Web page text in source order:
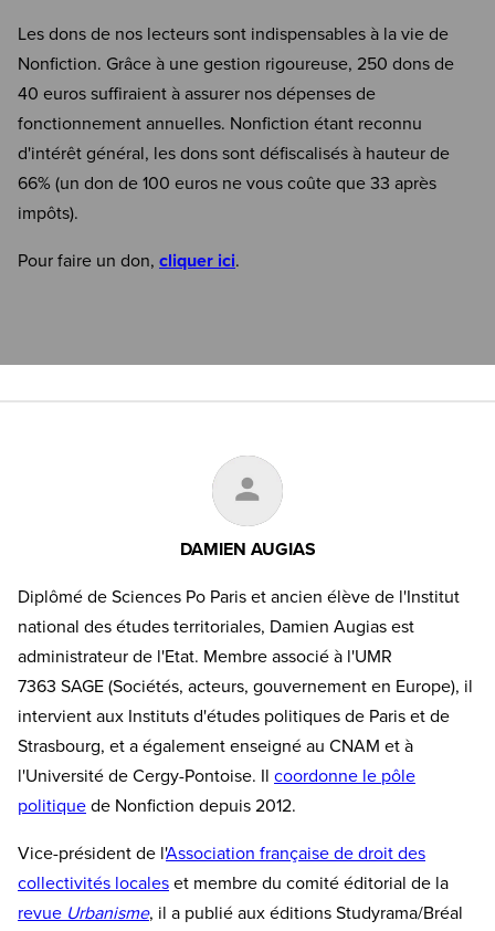
Les dons de nos lecteurs sont indispensables à la vie de
Nonfiction. Grâce à une gestion rigoureuse, 250 dons de
40 euros suffiraient à assurer nos dépenses de
fonctionnement annuelles. Nonfiction étant reconnu
d'intérêt général, les dons sont défiscalisés à hauteur de
66% (un don de 100 euros ne vous coûte que 33 après
impôts).
Pour faire un don, cliquer ici.
DAMIEN AUGIAS
Diplômé de Sciences Po Paris et ancien élève de l'Institut
national des études territoriales, Damien Augias est
administrateur de l'Etat. Membre associé à l'UMR
7363 SAGE (Sociétés, acteurs, gouvernement en Europe), il
intervient aux Instituts d'études politiques de Paris et de
Strasbourg, et a également enseigné au CNAM et à
l'Université de Cergy-Pontoise. Il coordonne le pôle
politique de Nonfiction depuis 2012.
Vice-président de l'Association française de droit des
collectivités locales et membre du comité éditorial de la
revue Urbanisme, il a publié aux éditions Studyrama/Bréal